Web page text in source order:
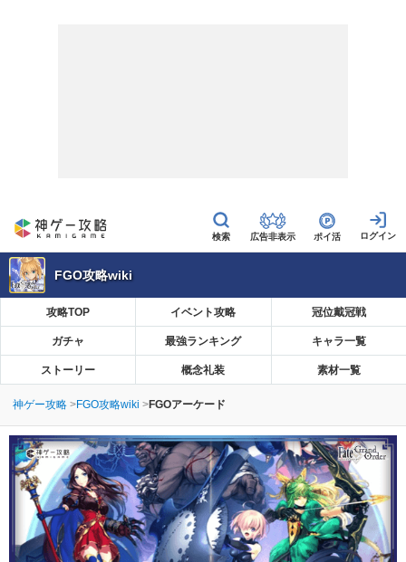
広告非表示 ポイ活
FGO攻略wiki
攻略TOP イベント攻略 冠位戴冠戦
ガチャ 最強ランキング キャラ一覧
ストーリー 概念礼装 素材一覧
神ゲー攻略 FGO攻略wiki FGOアーケード